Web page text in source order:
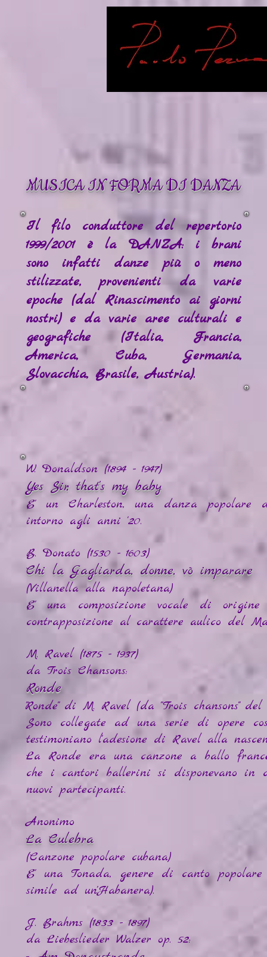
MUSICA IN FORMA DI DANZA
Il filo conduttore del repertorio
1999/2001 è la DANZA: i brani
sono infatti danze più o meno
stilizzate, provenienti da varie
epoche (dal Rinascimento ai giorni
nostri) e da varie aree culturali e
geografiche (Italia, Francia,
America, Cuba, Germania,
Slovacchia, Brasile, Austria).
W. Donaldson (1894 - 1947)
Yes Sir, that's my baby
E' un Charleston, una danza
intorno agli anni '20.
B. Donato (1530 - 1603)
Chi la Gagliarda, donne, vò imparare
(Villanella alla napoletana)
E' una composizione vocale di
contrapposizione al carattere aulico del
M. Ravel (1875 - 1937)
da Trois Chansons:
Ronde
"Ronde" di M. Ravel (da "Trois chansons"
Sono collegate ad una serie di opere
testimoniano l'adesione di Ravel alla
La Ronde era una canzone a ballo
che i cantori ballerini si disponevano in
nuovi partecipanti.
Anonimo
La Culebra
(Canzone popolare cubana)
E' una Tonada, genere di canto
simile ad un'Habanera).
J. Brahms (1833 - 1897)
da Liebeslieder Walzer op. 52: